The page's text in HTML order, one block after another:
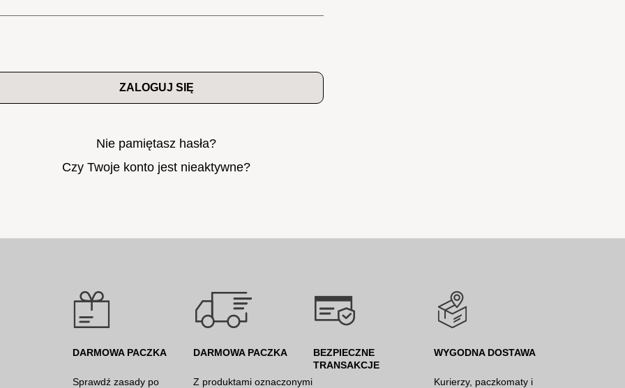
ZALOGUJ SIĘ
Nie pamiętasz hasła?
Czy Twoje konto jest nieaktywne?
DARMOWA PACZKA
Sprawdź zasady po
DARMOWA PACZKA
Z produktami oznaczonymi
BEZPIECZNE
TRANSAKCJE
WYGODNA DOSTAWA
Kurierzy, paczkomaty i